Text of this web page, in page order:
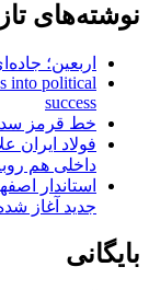
نوشته‌های
اربعین؛
into political
success
خط قرمز سد زاینده‌رود،
فولاد ایران
داخلی هم
استاندار
جدید آغاز
بایگانی